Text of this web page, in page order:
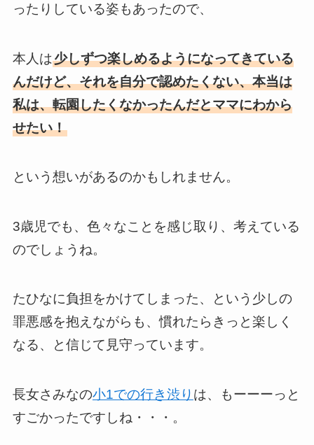
ったりしている姿もあったので、
本人は少しずつ楽しめるようになってきている
んだけど、それを自分で認めたくない、本当は
私は、転園したくなかったんだとママにわから
せたい！
という想いがあるのかもしれません。
3歳児でも、色々なことを感じ取り、考えている
のでしょうね。
たひなに負担をかけてしまった、という少しの
罪悪感を抱えながらも、慣れたらきっと楽しく
なる、と信じて見守っています。
長女さみなの小1での行き渋り は、もーーーっと
すごかったですしね・・・。